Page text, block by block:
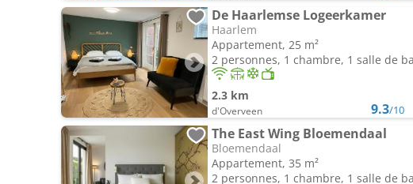
De Haarlemse Logeerkamer
Haarlem
Appartement, 25 m²
2 personnes, 1 chambre, 1 salle de
2.3 km
d'Overveen 9.3/10
The East Wing Bloemendaal
Bloemendaal
Appartement, 35 m²
2 personnes, 1 chambre, 1 salle de